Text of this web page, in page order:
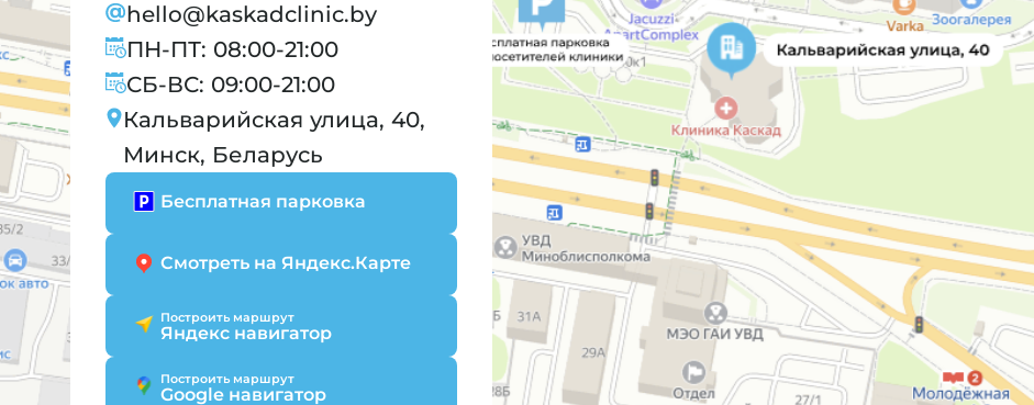
hello@kaskadclinic.by
ПН-ПТ: 08:00-21:00
СБ-ВС: 09:00-21:00
Кальварийская улица, 40,
Минск, Беларусь
Бесплатная парковка
Смотреть на Яндекс.Карте
Построить маршрут
Яндекс навигатор
Построить маршрут
Google навигатор